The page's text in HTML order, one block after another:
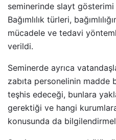
seminerinde slayt gösterimi
Bağımlılık türleri,
mücadele ve tedavi
verildi.
Seminerde ayrıca
zabıta personelinin madde
teşhis edeceği, bunlara
gerektiği ve hangi
konusunda da